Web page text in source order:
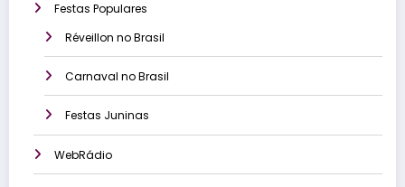
Festas Populares
Réveillon no Brasil
Carnaval no Brasil
Festas Juninas
WebRádio